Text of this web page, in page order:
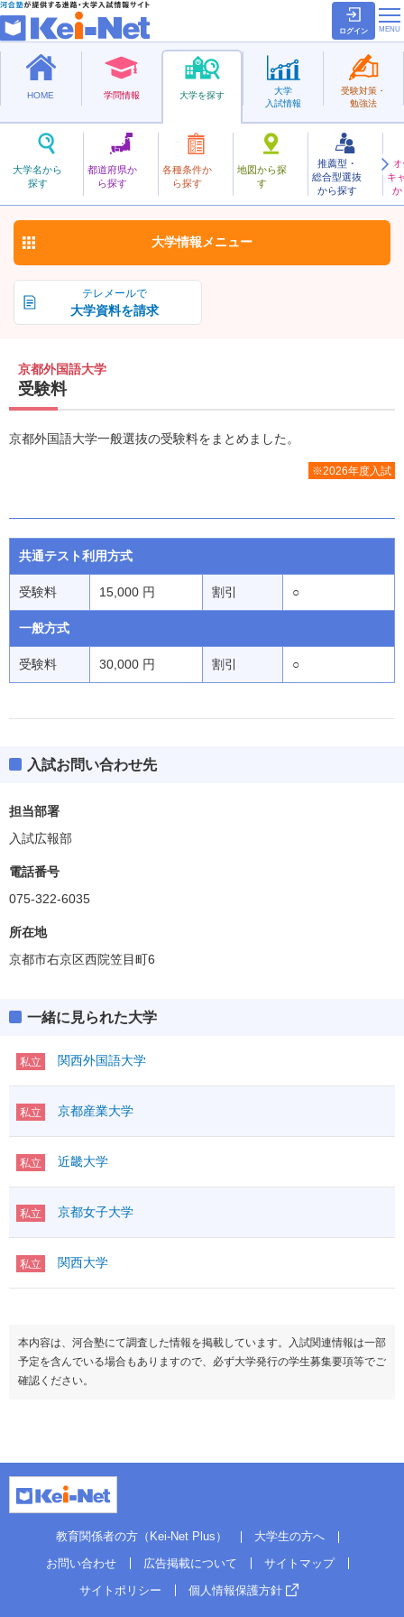
ログイン
HOME 学問情報 大学を探す
大学名から
探す
都道府県か
ら探す
各種条件か
ら探す
地図から探
す
推薦型・
総合型選抜
から探す
キ
か
大学
入試情報
受験対策・
勉強法
私立
きょうとがいこくご
京都外国語大学 お気に入り
テレメールで
大学資料を請求
大学情報 メニュー
京都外国語大学
受験料
京都外国語大学一般選抜の受験料をまとめました。
※2026年度入試
共通テスト利用方式
受験料 15,000 円 割引 ○
一般方式
受験料 30,000 円 割引 ○
入試お問い合わせ先
担当部署
入試広報部
電話番号
075-322-6035
所在地
京都市右京区西院笠目町6
一緒に見られた大学
私立 関西外国語大学
私立 京都産業大学
私立 近畿大学
私立 京都女子大学
私立 関西大学
本内容は、河合塾にて調査した情報を掲載しています。入試関連情報は一部
予定を含んでいる場合もありますので、必ず大学発行の学生募集要項等でご
確認ください。
教育関係者の方（Kei-Net Plus）
大学生の方へ
お問い合わせ
広告掲載について
サイトマップ
サイトポリシー
個人情報保護方針